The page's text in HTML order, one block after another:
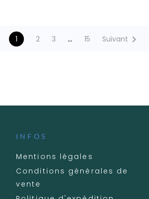
1 2 3 … 15 Suivant 
INFOS
Mentions légales
Conditions générales de
vente